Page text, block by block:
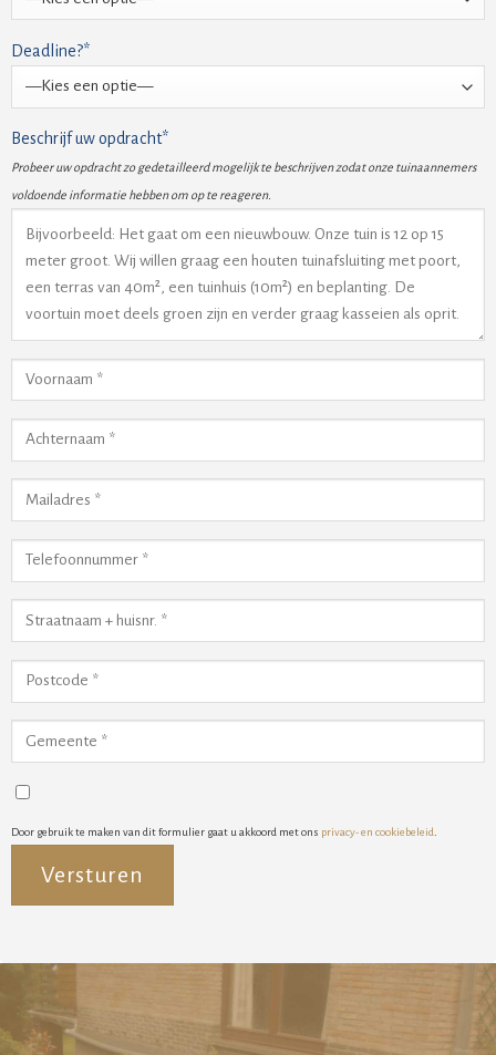
Deadline?*
Beschrijf uw opdracht*
Probeer uw opdracht zo gedetailleerd mogelijk te beschrijven zodat onze tuinaannemers
voldoende informatie hebben om op te reageren.
Door gebruik te maken van dit formulier gaat u akkoord met ons privacy- en cookiebeleid